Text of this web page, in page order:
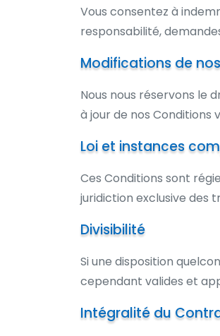
Vous consentez à
responsabilité,
Modifications de
Nous nous réservons le
à jour de nos
Loi et instances
Ces Conditions sont
juridiction exclusive des
Divisibilité
Si une disposition
cependant valides et
Intégralité du